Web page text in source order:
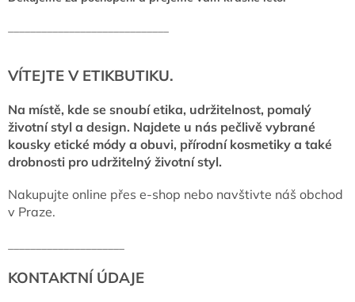
VÍTEJTE V ETIKBUTIKU.
Na místě, kde se snoubí etika, udržitelnost, pomalý
životní styl a design. Najdete u nás pečlivě vybrané
kousky etické módy a obuvi, přírodní kosmetiky a také
drobnosti pro udržitelný životní styl.
Nakupujte online přes e-shop nebo navštivte náš obchod
v Praze.
KONTAKTNÍ ÚDAJE